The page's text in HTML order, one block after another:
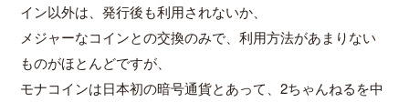
イン以外は、発行後も利用されないか、
メジャーなコインとの交換のみで、利用方法があまりない
ものがほとんどですが、
モナコインは日本初の暗号通貨とあって、2ちゃんねるを中